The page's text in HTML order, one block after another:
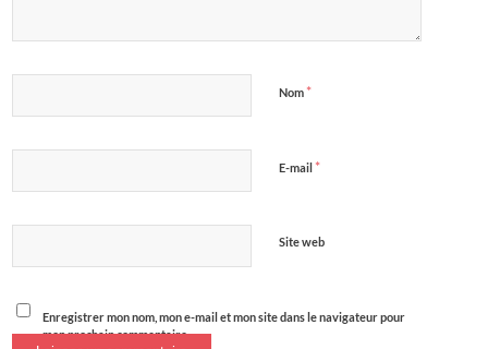
Nom *
E-mail *
Site web
Enregistrer mon nom, mon e-mail et mon site dans le navigateur pour
mon prochain commentaire.